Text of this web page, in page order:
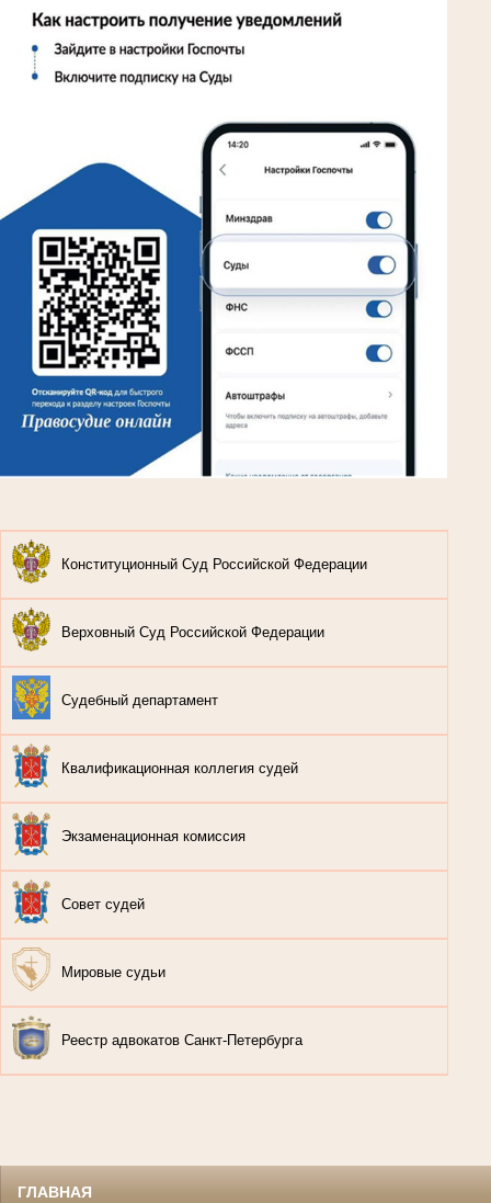
Конституционный Суд Российской Федерации
Верховный Суд Российской Федерации
Судебный департамент
Квалификационная коллегия судей
Экзаменационная комиссия
Совет судей
Мировые судьи
Реестр адвокатов Санкт-Петербурга
ГЛАВНАЯ